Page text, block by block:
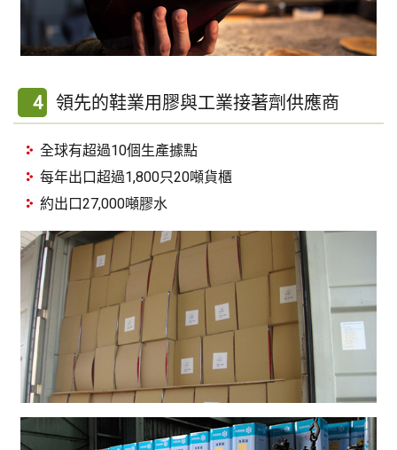
4 領先的鞋業用膠與工業接著劑供應商
全球有超過10個生產據點
每年出口超過1,800只20噸貨櫃
約出口27,000噸膠水